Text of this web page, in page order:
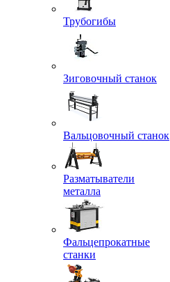
Трубогибы
Зиговочный станок
Вальцовочный станок
Разматыватели
металла
Фальцепрокатные
станки